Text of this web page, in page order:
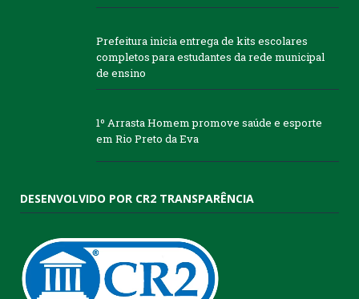
Prefeitura inicia entrega de kits escolares
completos para estudantes da rede municipal
de ensino
1º Arrasta Homem promove saúde e esporte
em Rio Preto da Eva
DESENVOLVIDO POR CR2 TRANSPARÊNCIA